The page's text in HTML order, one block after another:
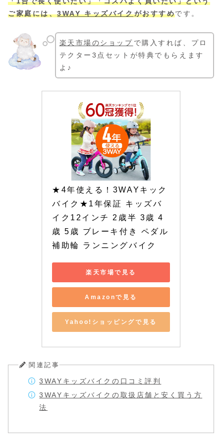
ご家庭には、3WAY キッズバイクがおすすめです。
楽天市場のショップ で購入すれば、プロ
テクター3点セットが特典でもらえます
よ♪
★4年使える！3WAYキック
バイク★1年保証 キッズバ
イク12インチ 2歳半 3歳 4
歳 5歳 ブレーキ付き ペダル
補助輪 ランニングバイク
楽天市場で見る
Amazonで見る
Yahoo!ショッピングで見る
関連記事
3WAYキッズバイクの口コミ評判
3WAYキッズバイクの取扱店舗と安く買う方
法